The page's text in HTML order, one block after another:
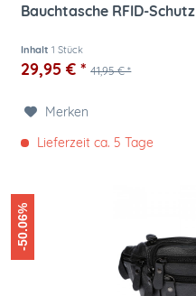
Bauchtasche RFID-Schutz
Inhalt1 Stück
29,95 € * 41,95 € *
Merken
Lieferzeit ca. 5 Tage
-50.06%